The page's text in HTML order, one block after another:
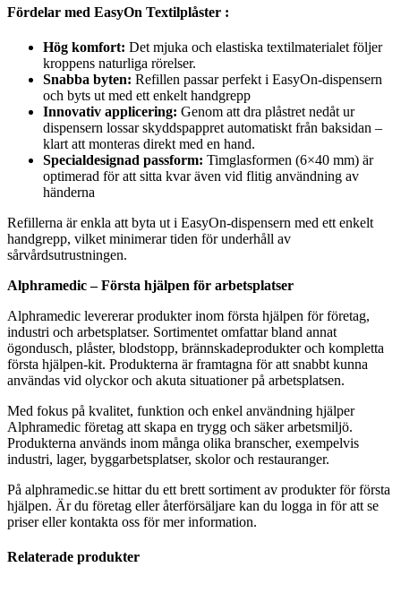
Fördelar med EasyOn Textilplåster :
Hög komfort: Det mjuka och elastiska textilmaterialet följer
kroppens naturliga rörelser.
Snabba byten: Refillen passar perfekt i EasyOn-dispensern
och byts ut med ett enkelt handgrepp
Innovativ applicering: Genom att dra plåstret nedåt ur
dispensern lossar skyddspappret automatiskt från baksidan –
klart att monteras direkt med en hand.
Specialdesignad passform: Timglasformen (6×40 mm) är
optimerad för att sitta kvar även vid flitig användning av
händerna
Refillerna är enkla att byta ut i EasyOn-dispensern med ett enkelt
handgrepp, vilket minimerar tiden för underhåll av
sårvårdsutrustningen.
Alphramedic – Första hjälpen för arbetsplatser
Alphramedic levererar produkter inom första hjälpen för företag,
industri och arbetsplatser. Sortimentet omfattar bland annat
ögondusch, plåster, blodstopp, brännskadeprodukter och kompletta
första hjälpen-kit. Produkterna är framtagna för att snabbt kunna
användas vid olyckor och akuta situationer på arbetsplatsen.
Med fokus på kvalitet, funktion och enkel användning hjälper
Alphramedic företag att skapa en trygg och säker arbetsmiljö.
Produkterna används inom många olika branscher, exempelvis
industri, lager, byggarbetsplatser, skolor och restauranger.
På alphramedic.se hittar du ett brett sortiment av produkter för första
hjälpen. Är du företag eller återförsäljare kan du logga in för att se
priser eller kontakta oss för mer information.
Relaterade produkter